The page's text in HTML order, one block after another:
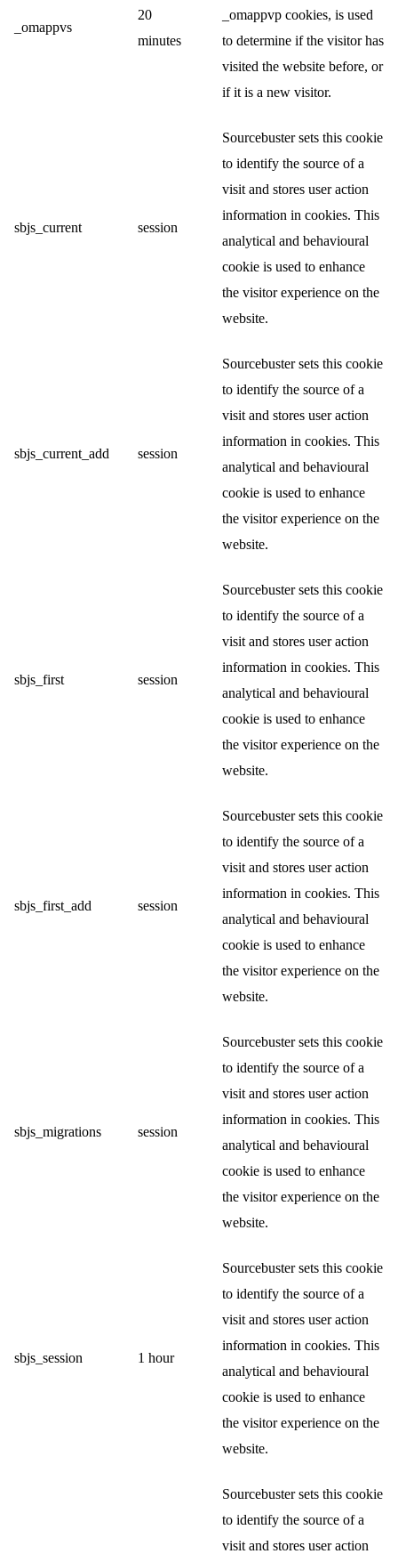
_omappvs
20
minutes
_omappvp cookies, is used
to determine if the visitor has
visited the website before, or
if it is a new visitor.
sbjs_current session
Sourcebuster sets this cookie
to identify the source of a
visit and stores user action
information in cookies. This
analytical and behavioural
cookie is used to enhance
the visitor experience on the
website.
sbjs_current_add session
Sourcebuster sets this cookie
to identify the source of a
visit and stores user action
information in cookies. This
analytical and behavioural
cookie is used to enhance
the visitor experience on the
website.
sbjs_first session
Sourcebuster sets this cookie
to identify the source of a
visit and stores user action
information in cookies. This
analytical and behavioural
cookie is used to enhance
the visitor experience on the
website.
sbjs_first_add session
Sourcebuster sets this cookie
to identify the source of a
visit and stores user action
information in cookies. This
analytical and behavioural
cookie is used to enhance
the visitor experience on the
website.
sbjs_migrations session
Sourcebuster sets this cookie
to identify the source of a
visit and stores user action
information in cookies. This
analytical and behavioural
cookie is used to enhance
the visitor experience on the
website.
sbjs_session 1 hour
Sourcebuster sets this cookie
to identify the source of a
visit and stores user action
information in cookies. This
analytical and behavioural
cookie is used to enhance
the visitor experience on the
website.
Sourcebuster sets this cookie
to identify the source of a
visit and stores user action